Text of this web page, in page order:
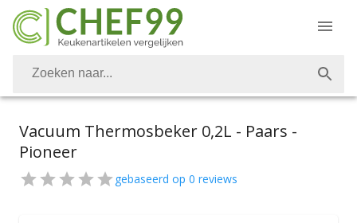
Vacuum Thermosbeker 0,2L - Paars -
Pioneer
gebaseerd op 0 reviews